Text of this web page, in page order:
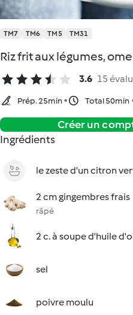
TM7 TM6 TM5 TM31
Riz frit aux légumes,
3.6 15
Prép. 25min Total 50min
Créer un
Ingrédients
le zeste d'un citron
2 cm gingembres frais
râpé
2 c. à soupe d'huile
sel
poivre moulu